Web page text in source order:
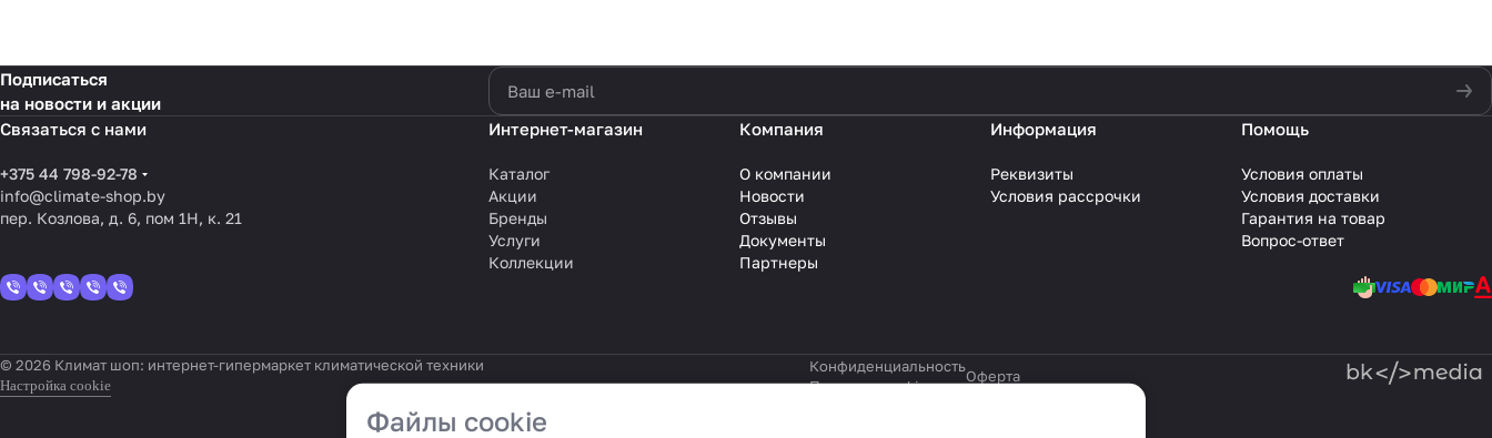
Подписаться
на новости и акции
Связаться с нами
+375 44 798-92-78
info@climate-shop.by
пер. Козлова, д. 6, пом 1Н, к. 21
Интернет-магазин
Каталог
Акции
Бренды
Услуги
Коллекции
Компания
О компании
Новости
Отзывы
Документы
Партнеры
Информация
Реквизиты
Условия рассрочки
Помощь
Условия оплаты
Условия доставки
Гарантия на товар
Вопрос-ответ
© 2026 Климат шоп: интернет-гипермаркет климатической техники
Настройка cookie
Конфиденциальность
Политика cookie
Оферта
Файлы cookie